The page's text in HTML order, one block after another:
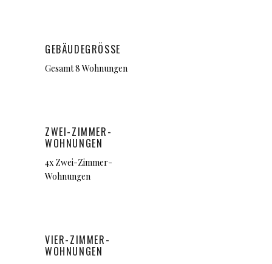
GEBÄUDEGRÖSSE
Gesamt 8 Wohnungen
ZWEI-ZIMMER-
WOHNUNGEN
4x Zwei-Zimmer-
Wohnungen
VIER-ZIMMER-
WOHNUNGEN